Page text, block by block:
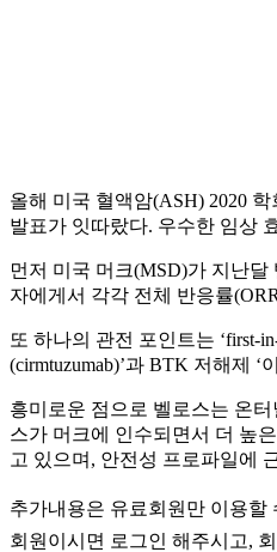
올해 미국 혈액암(ASH) 2020
발표가 잇따랐다. 우수한 임상
먼저 미국 머크(MSD)가 지난
자에게서 각각 전체 반응률
또 하나의 관전 포인트는 ‘first-
(cirmtuzumab)’과 BTK 저해제
흥미로운 점으로 벨로스는 온
스가 머크에 인수되면서 더 높
고 있으며, 안전성 프로파일에
추가내용은 유료회원만 이용할
회원이시면 로그인 해주시고,